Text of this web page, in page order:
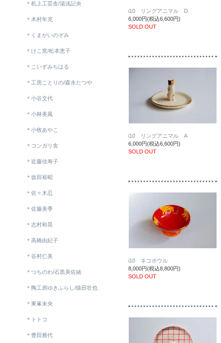
i10 リングアニマル D
6,000円(税込6,600円)
SOLD OUT
i10 リングアニマル A
6,000円(税込6,600円)
SOLD OUT
i10 ネコボウル
8,000円(税込8,800円)
SOLD OUT
＊机上工芸舎/湯浅記央
＊木村年克
＊くまがいのぞみ
＊けこ窯/松本恵子
＊こいずみちはる
＊工房ことりの/森永たつや
＊小谷文代
＊小林美風
＊小牧あやこ
＊コンガリ舎
＊近藤佳寿子
＊坂田裕昭
＊佐々木忍
＊佐藤美季
＊志村和晃
＊高橋由紀子
＊谷村仁美
＊つちのわ/石黒美佐緒
＊陶工房ゆきふらし/猿田壮也
＊東峯未央
＊トトコ
＊豊田雅代